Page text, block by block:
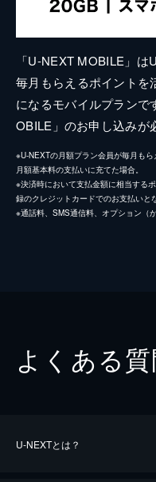
「U-NEXT MOBILE」
毎月もらえるポイントを
になるモバイルプラン
OBILE」のお申し込みが
※U-NEXTの月額プラン会員が毎月も
月額基本料の支払いに充てた場合。
※決済時において支払金額に相当する
録のクレジットカードでのお支払いと
※通話料、SMS通信料、オプション（
よくある
U-NEXTとは？